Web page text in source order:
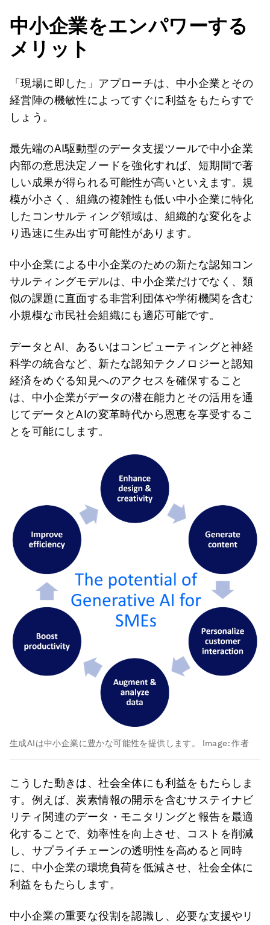
中小企業をエンパワーする
メリット
「現場に即した」アプローチは、中小企業とその
経営陣の機敏性によってすぐに利益をもたらすで
しょう。
最先端のAI駆動型のデータ支援ツールで中小企業
内部の意思決定ノードを強化すれば、短期間で著
しい成果が得られる可能性が高いといえます。規
模が小さく、組織の複雑性も低い中小企業に特化
したコンサルティング領域は、組織的な変化をよ
り迅速に生み出す可能性があります。
中小企業による中小企業のための新たな認知コン
サルティングモデルは、中小企業だけでなく、類
似の課題に直面する非営利団体や学術機関を含む
小規模な市民社会組織にも適応可能です。
データとAI、あるいはコンピューティングと神経
科学の統合など、新たな認知テクノロジーと認知
経済をめぐる知見へのアクセスを確保すること
は、中小企業がデータの潜在能力とその活用を通
じてデータとAIの変革時代から恩恵を享受するこ
とを可能にします。
生成AIは中小企業に豊かな可能性を提供します。 Image:作者
こうした動きは、社会全体にも利益をもたらしま
す。例えば、炭素情報の開示を含むサステイナビ
リティ関連のデータ・モニタリングと報告を最適
化することで、効率性を向上させ、コストを削減
し、サプライチェーンの透明性を高めると同時
に、中小企業の環境負荷を低減させ、社会全体に
利益をもたらします。
中小企業の重要な役割を認識し、必要な支援やリ